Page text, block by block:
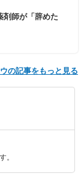
剤師が「辞めた
の記事をもっと見る
。